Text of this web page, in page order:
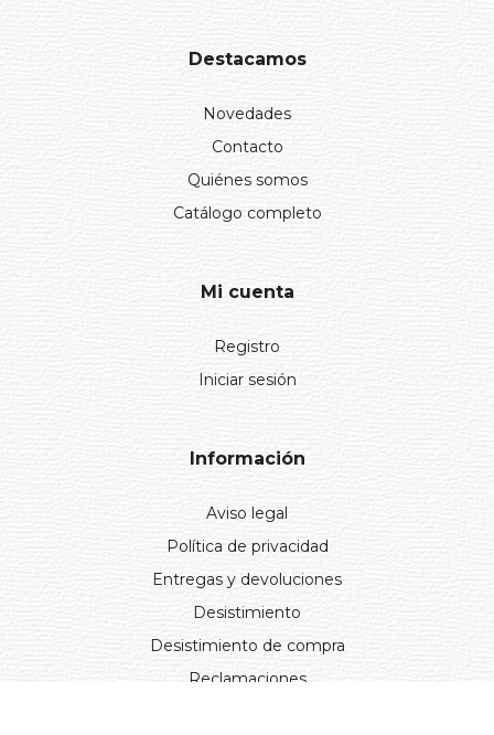
Destacamos
Novedades
Contacto
Quiénes somos
Catálogo completo
Mi cuenta
Registro
Iniciar sesión
Información
Aviso legal
Política de privacidad
Entregas y devoluciones
Desistimiento
Desistimiento de compra
Reclamaciones